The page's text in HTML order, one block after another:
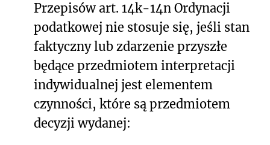
Przepisów art. 14k-14n Ordynacji
podatkowej nie stosuje się, jeśli stan
faktyczny lub zdarzenie przyszłe
będące przedmiotem interpretacji
indywidualnej jest elementem
czynności, które są przedmiotem
decyzji wydanej: